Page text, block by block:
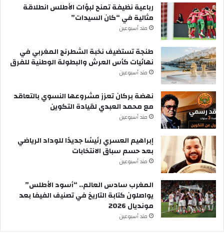
رباعية نظيفة تمنح لبؤات الأطلس انطلاقة
مثالية في “كان السيدات”
مند أسبوعين
طنجة تستضيف نخبة الشطرنج المغربي في
نهائيات كأس العرش والبطولة الوطنية للفرق
مند أسبوعين
نهضة بركان تعزز مشروعها النسوي بالتعاقد
مع محمد العبدي لقيادة التكوين
مند أسبوعين
إبراهيم العسري رئيسًا جديدًا للوداد الرياضي
بعد حسم سباق الانتخابات
مند أسبوعين
المغرب سادس العالم.. “أسود الأطلس”
يواصلون كتابة التاريخ في تصنيف الفيفا بعد
مونديال 2026
مند أسبوعين